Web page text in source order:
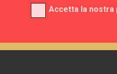
Accetta la nostra